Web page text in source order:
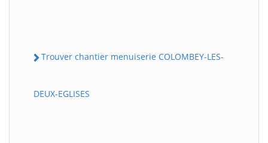
Trouver chantier menuiserie COLOMBEY-LES-
DEUX-EGLISES